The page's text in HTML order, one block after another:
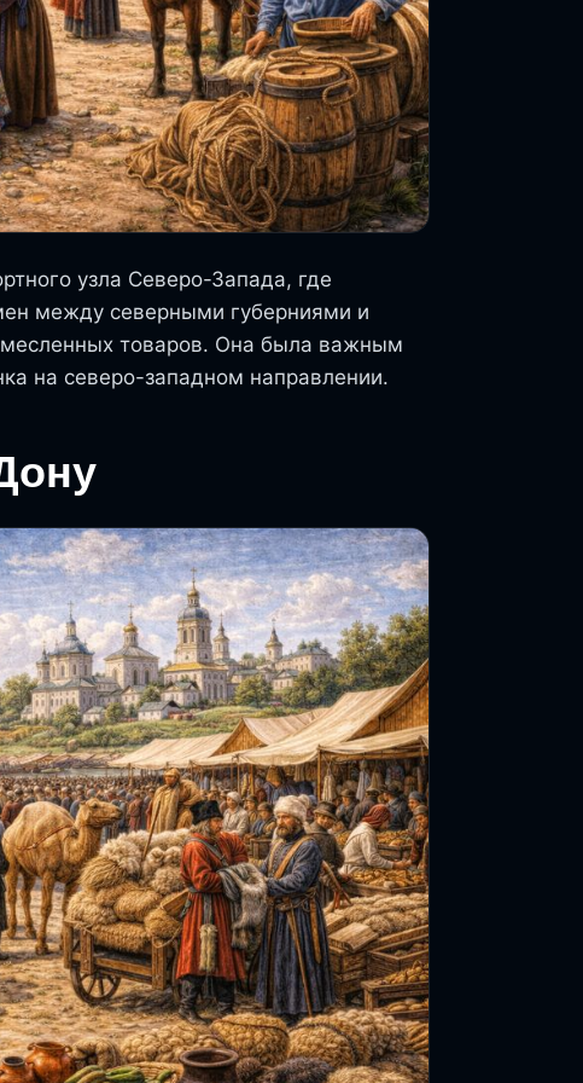
узла Северо-Запада, где
между северными губерниями и
товаров. Она была важным
на северо-западном направлении.